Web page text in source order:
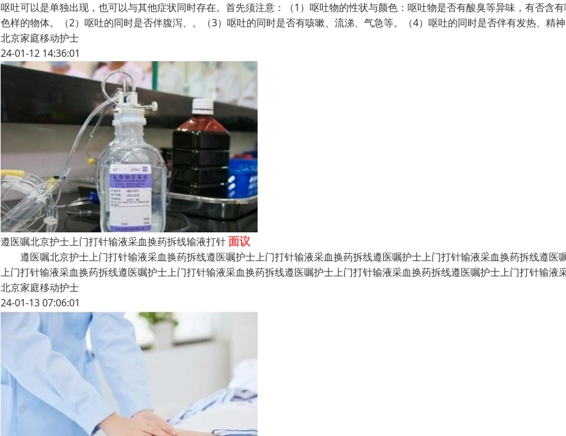
呕吐可以是单独出现，也可以与其他症状同时存在。首先须注意：（1）呕吐物的性状与颜色：呕吐物是否有酸臭等异味，有否含
色样的物体。（2）呕吐的同时是否伴腹泻、。（3）呕吐的同时是否有咳嗽、流涕、气急等。（4）呕吐的同时是否伴有发热、精
北京家庭移动护士
24-01-12 14:36:01
遵医嘱北京护士上门打针输液采血换药拆线输液打针面议
遵医嘱北京护士上门打针输液采血换药拆线遵医嘱护士上门打针输液采血换药拆线遵医嘱护士上门打针输液采血换药拆线遵医
上门打针输液采血换药拆线遵医嘱护士上门打针输液采血换药拆线遵医嘱护士上门打针输液采血换药拆线遵医嘱护士上门打针输液
北京家庭移动护士
24-01-13 07:06:01